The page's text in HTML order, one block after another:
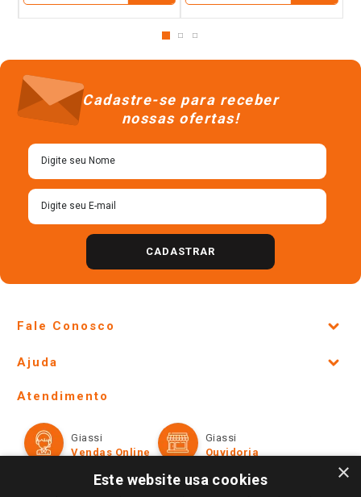
Cadastre-se para receber
nossas ofertas!
CADASTRAR
Fale Conosco
Lojas Físicas e Horários
Ofertas
Televendas
Ajuda
Formas de Pagamento
Políticas de entrega
Trocas e Devoluções
Atendimento
Giassi
Vendas Online
Giassi
Ouvidoria
×
Este website usa cookies